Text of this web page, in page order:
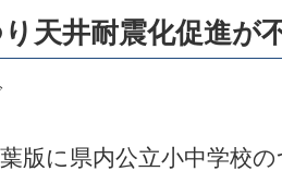
天井耐震化促進が
版に県内公立小中学校